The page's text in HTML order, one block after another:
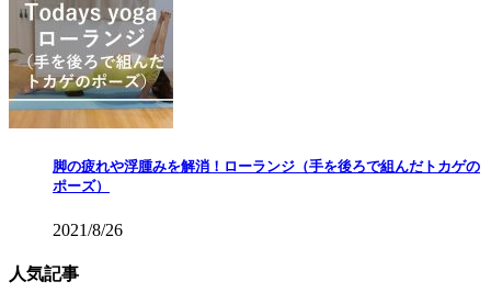
脚の疲れや浮腫みを解消！ローランジ（手を後ろで組んだトカゲの
ポーズ）
2021/8/26
人気記事